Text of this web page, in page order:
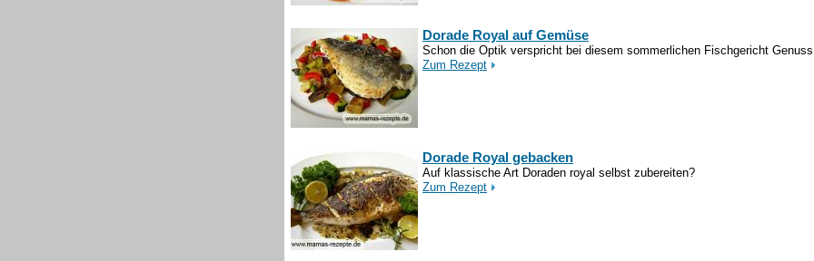
Dorade Royal auf Gemüse
Schon die Optik verspricht bei diesem sommerlichen Fischgericht
Zum Rezept
Dorade Royal gebacken
Auf klassische Art Doraden royal selbst zubereiten?
Zum Rezept